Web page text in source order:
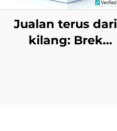
Jualan terus dari
kilang: Brek